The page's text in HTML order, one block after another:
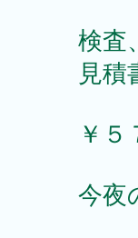
検査
見積
￥５
今夜